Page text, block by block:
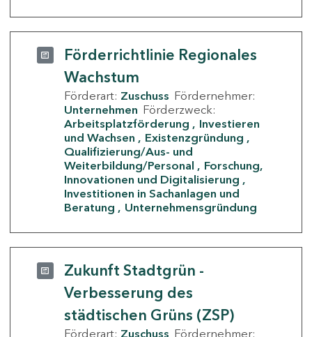
Förderrichtlinie Regionales
Wachstum
Förderart: Zuschuss Fördernehmer:
Unternehmen Förderzweck:
Arbeitsplatzförderung
Investieren
und Wachsen
Existenzgründung
Qualifizierung/Aus- und
Weiterbildung/Personal
Forschung,
Innovationen und Digitalisierung
Investitionen in Sachanlagen und
Beratung
Unternehmensgründung
Zukunft Stadtgrün -
Verbesserung des
städtischen Grüns (ZSP)
Förderart: Zuschuss Fördernehmer: